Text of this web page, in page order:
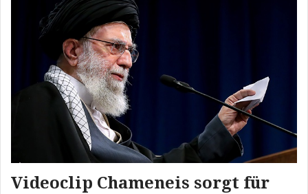
Videoclip Chameneis sorgt für